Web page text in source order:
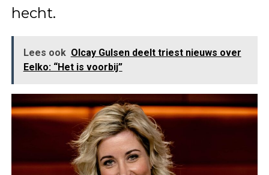
hecht.
Lees ook Olcay Gulsen deelt triest nieuws over
Eelko: “Het is voorbij”